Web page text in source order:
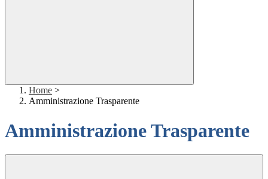
Home >
Amministrazione Trasparente
Amministrazione Trasparente